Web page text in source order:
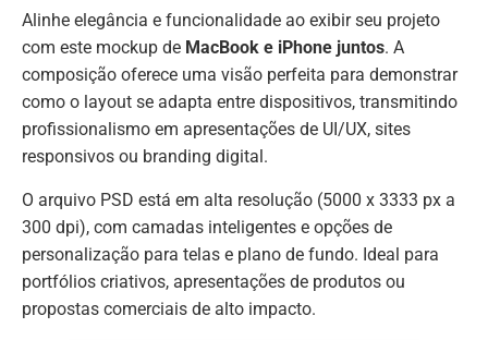
Alinhe elegância e funcionalidade ao exibir seu projeto
com este mockup de MacBook e iPhone juntos. A
composição oferece uma visão perfeita para demonstrar
como o layout se adapta entre dispositivos, transmitindo
profissionalismo em apresentações de UI/UX, sites
responsivos ou branding digital.
O arquivo PSD está em alta resolução (5000 x 3333 px a
300 dpi), com camadas inteligentes e opções de
personalização para telas e plano de fundo. Ideal para
portfólios criativos, apresentações de produtos ou
propostas comerciais de alto impacto.